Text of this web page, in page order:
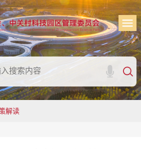
解读